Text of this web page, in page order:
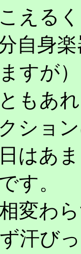
える
自身
すが
もあ
ショ
はあ
す。
変わ
汗び